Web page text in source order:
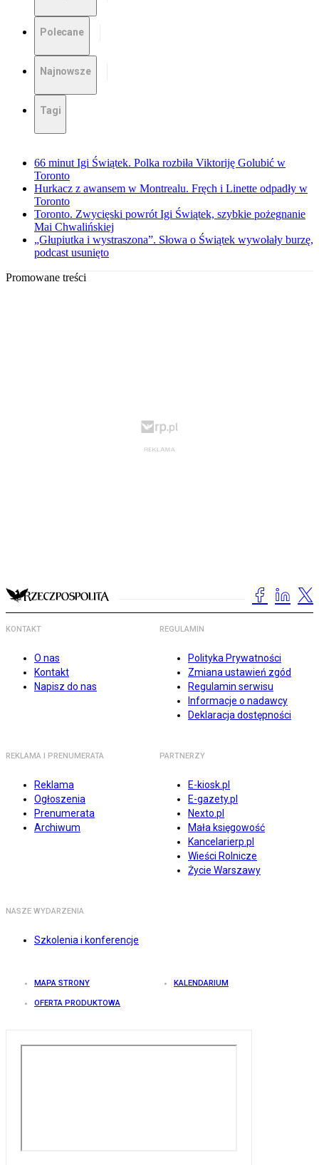
Polecane
Najnowsze
Tagi
66 minut Igi Świątek. Polka rozbiła Viktoriję Golubić w
Toronto
Hurkacz z awansem w Montrealu. Fręch i Linette odpadły w
Toronto
Toronto. Zwycięski powrót Igi Świątek, szybkie pożegnanie
Mai Chwalińskiej
„Głupiutka i wystraszona”. Słowa o Świątek wywołały burzę,
podcast usunięto
Promowane treści
KONTAKT
O nas
Kontakt
Napisz do nas
REGULAMIN
Polityka Prywatności
Zmiana ustawień zgód
Regulamin serwisu
Informacje o nadawcy
Deklaracja dostępności
REKLAMA I PRENUMERATA
Reklama
Ogłoszenia
Prenumerata
Archiwum
PARTNERZY
E-kiosk.pl
E-gazety.pl
Nexto.pl
Mała księgowość
Kancelarierp.pl
Wieści Rolnicze
Życie Warszawy
NASZE WYDARZENIA
Szkolenia i konferencje
MAPA STRONY KALENDARIUM
OFERTA PRODUKTOWA